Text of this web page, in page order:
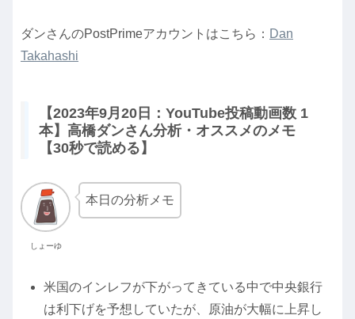
ダンさんのPostPrimeアカウントはこちら： Dan
Takahashi
【2023年9月20日：YouTube投稿動画数 1
本】高橋ダンさん分析・オススメのメモ
【30秒で読める】
しょーゆ
本日の分析メモ
米国のインレフが下がってきている中で中央銀行
は利下げを予想していたが、原油が大幅に上昇し